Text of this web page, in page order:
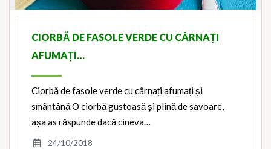
CIORBĂ DE FASOLE VERDE CU CÂRNAȚI
AFUMAȚI…
Ciorbă de fasole verde cu cârnați afumați și
smântână O ciorbă gustoasă și plină de savoare,
așa as răspunde dacă cineva…
24/10/2018